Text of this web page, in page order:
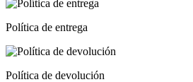
Política de entrega
Política de devolución